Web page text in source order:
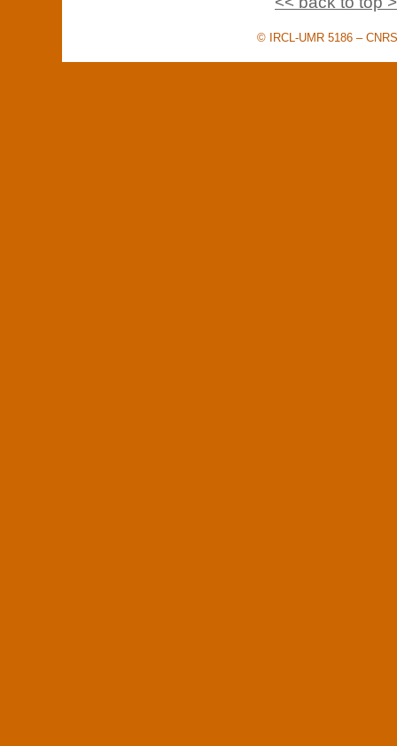
© IRCL-UMR 5186 –